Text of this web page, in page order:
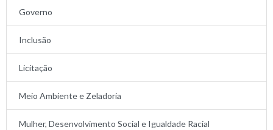
Governo
Inclusão
Licitação
Meio Ambiente e Zeladoria
Mulher, Desenvolvimento Social e Igualdade Racial